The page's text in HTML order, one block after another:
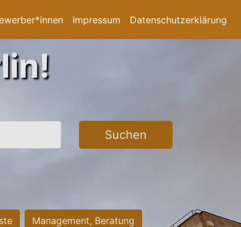
Impressum Datenschutzerklärung
Suchen
Management, Beratung